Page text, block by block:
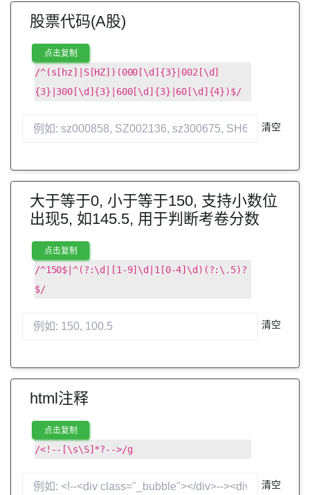
股票代码(A股)
点击复制
/^(s[hz]|S[HZ])(000[\d]{3}|002[\d]
{3}|300[\d]{3}|600[\d]{3}|60[\d]{4})$/
清空
大于等于0, 小于等于150, 支持小数位
出现5, 如145.5, 用于判断考卷分数
点击复制
/^150$|^(?:\d|[1-9]\d|1[0-4]\d)(?:\.5)?
$/
清空
html注释
点击复制
/<!--[\s\S]*?-->/g
清空